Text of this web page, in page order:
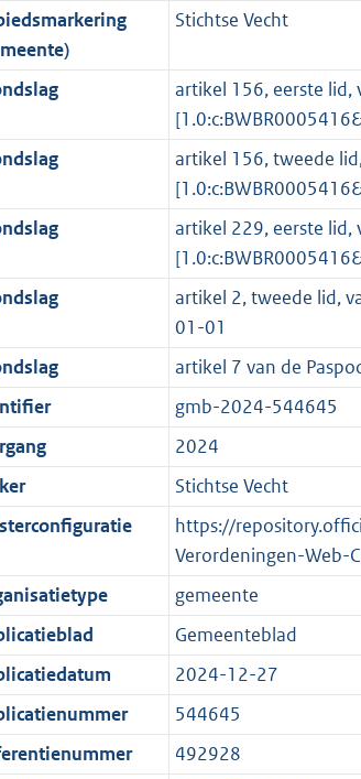
b
K
b
7
K
b
o
t
e
:
3
K
b
o
t
t
e
3
K
b
Stichtse Vecht
artikel 156, eerste lid,
artikel 156, tweede
artikel 229, eerste lid,
artikel 2, tweede lid,
01-01
artikel 7 van de
gmb-2024-544645
2024
Stichtse Vecht
https://
Verordeningen-Web-
gemeente
Gemeenteblad
2024-12-27
544645
492928